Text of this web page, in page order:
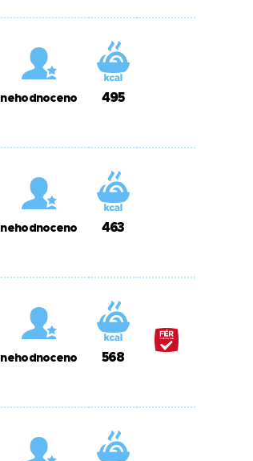
nehodnoceno 495
nehodnoceno 463
nehodnoceno 568